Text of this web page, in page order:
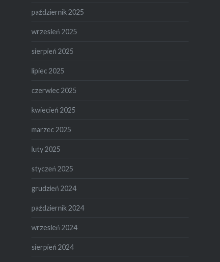
październik 2025
wrzesień 2025
sierpień 2025
lipiec 2025
czerwiec 2025
kwiecień 2025
marzec 2025
luty 2025
styczeń 2025
grudzień 2024
październik 2024
wrzesień 2024
sierpień 2024